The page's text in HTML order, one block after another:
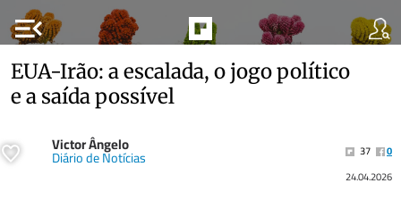
menu_open
EUA-Irão: a escalada, o jogo político
e a saída possível
Victor Ângelo
Diário de Notícias 37
0
24.04.2026